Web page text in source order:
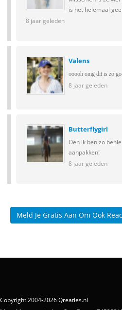
is het helemaal
8 jaar geleden
Valens
ooooh omg dit is zo
8 jaar geleden
Butterflygirl
Oeh ik ben zo
aanpakken!
8 jaar geleden
Meld Je Gratis Aan Om Ook
Copyright 2004-2026 Qreaties.nl